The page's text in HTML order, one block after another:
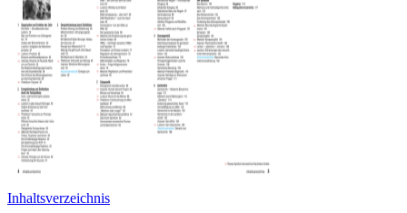
Inhaltsverzeichnis